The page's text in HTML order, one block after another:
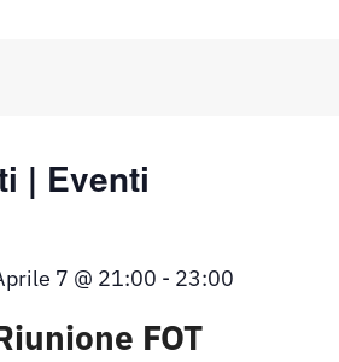
| Eventi
7 @ 21:00 - 23:00
FOT